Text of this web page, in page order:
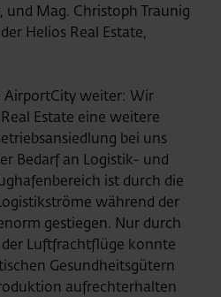
Mag. Christoph Traunig
Helios Real Estate,
AirportCity weiter: Wir
Estate eine weitere
bei uns
Bedarf an Logistik- und
ist durch die
während der
gestiegen. Nur durch
Luftfrachtflüge konnte
Gesundheitsgütern
aufrechterhalten